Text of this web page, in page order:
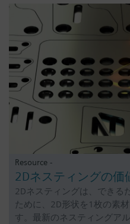
Resource -
2Dネスティングの価
2Dネスティングは、できる
ために、2D形状を1枚の素
す。最新のネスティングア